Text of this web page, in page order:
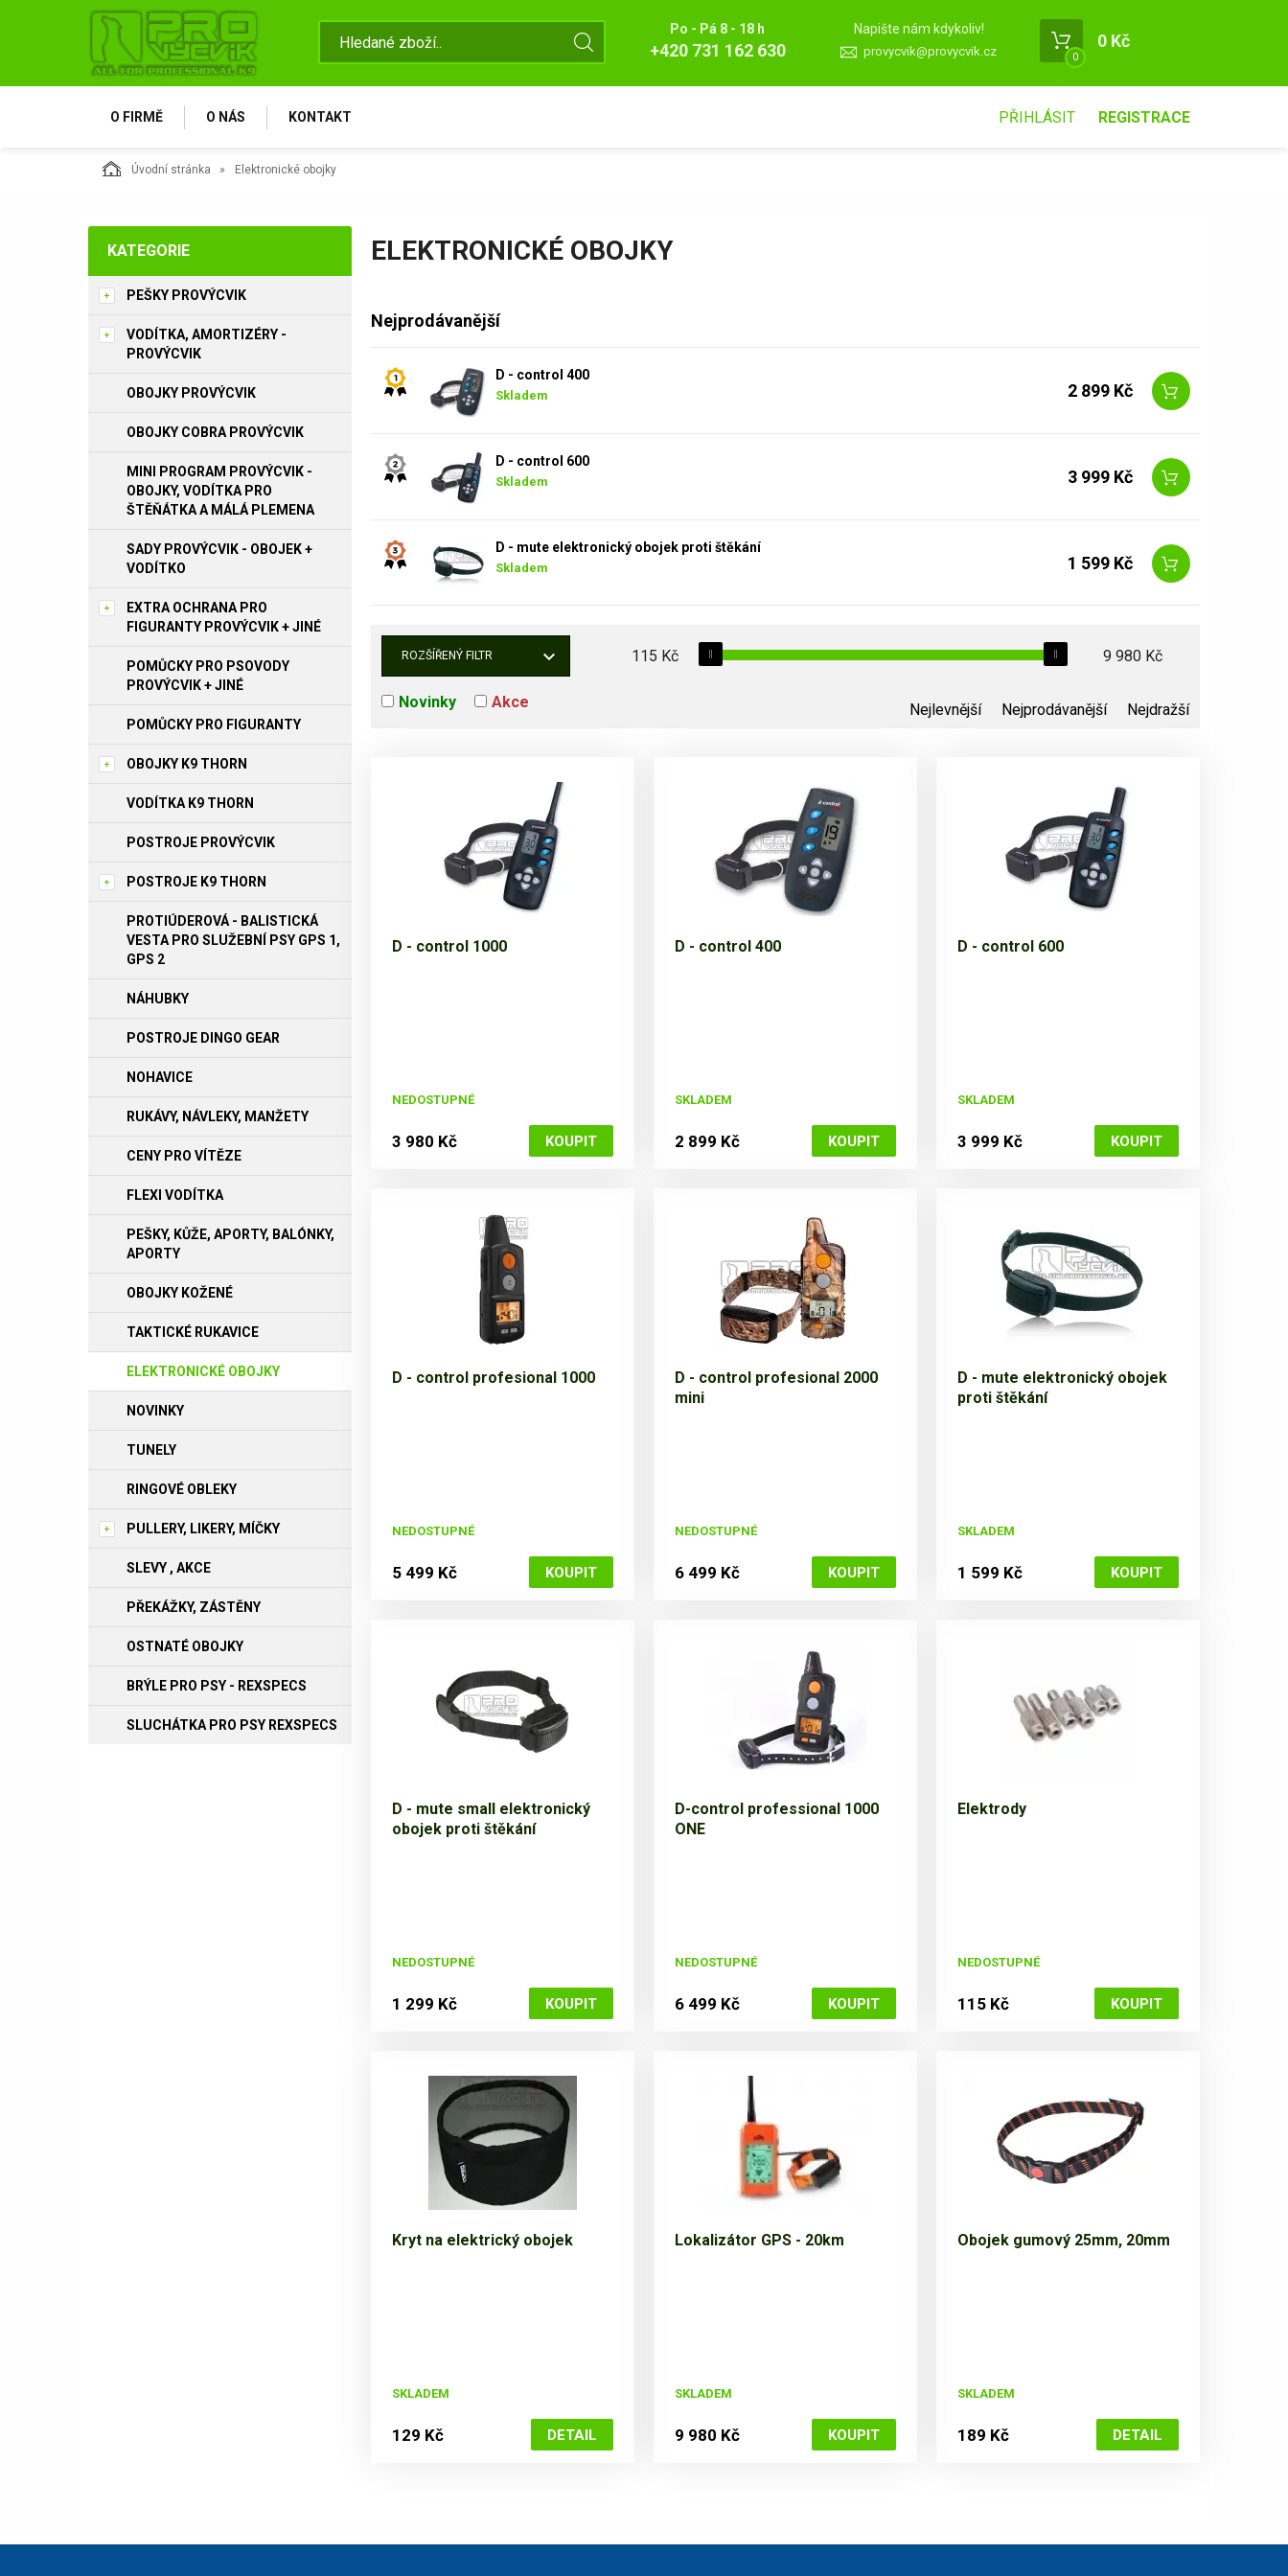
Po - Pá 8 - 18 h
+420 731 162 630
Napište nám kdykoliv!
provycvik@provycvik.cz 0
0 Kč
O FIRMĚ O NÁS KONTAKT PŘIHLÁSIT REGISTRACE
Úvodní stránka Elektronické obojky
KATEGORIE
PEŠKY PROVÝCVIK
VODÍTKA, AMORTIZÉRY -
PROVÝCVIK
OBOJKY PROVÝCVIK
OBOJKY COBRA PROVÝCVIK
MINI PROGRAM PROVÝCVIK -
OBOJKY, VODÍTKA PRO
ŠTĚŇÁTKA A MÁLÁ PLEMENA
SADY PROVÝCVIK - OBOJEK +
VODÍTKO
EXTRA OCHRANA PRO
FIGURANTY PROVÝCVIK + JINÉ
POMŮCKY PRO PSOVODY
PROVÝCVIK + JINÉ
POMŮCKY PRO FIGURANTY
OBOJKY K9 THORN
VODÍTKA K9 THORN
POSTROJE PROVÝCVIK
POSTROJE K9 THORN
PROTIÚDEROVÁ - BALISTICKÁ
VESTA PRO SLUŽEBNÍ PSY GPS 1,
GPS 2
NÁHUBKY
POSTROJE DINGO GEAR
NOHAVICE
RUKÁVY, NÁVLEKY, MANŽETY
CENY PRO VÍTĚZE
FLEXI VODÍTKA
PEŠKY, KŮŽE, APORTY, BALÓNKY,
APORTY
OBOJKY KOŽENÉ
TAKTICKÉ RUKAVICE
ELEKTRONICKÉ OBOJKY
NOVINKY
TUNELY
RINGOVÉ OBLEKY
PULLERY, LIKERY, MÍČKY
SLEVY , AKCE
PŘEKÁŽKY, ZÁSTĚNY
OSTNATÉ OBOJKY
BRÝLE PRO PSY - REXSPECS
SLUCHÁTKA PRO PSY REXSPECS
ELEKTRONICKÉ OBOJKY
Nejprodávanější
D - control 400
Skladem 2 899 Kč
D - control 600
Skladem 3 999 Kč
D - mute elektronický obojek proti štěkání
Skladem 1 599 Kč
ROZŠÍŘENÝ FILTR 115 Kč 9 980 Kč
Novinky Akce Nejlevnější Nejprodávanější Nejdražší
D - control 1000
NEDOSTUPNÉ
3 980 Kč
D - control 400
SKLADEM
2 899 Kč
D - control 600
SKLADEM
3 999 Kč
D - control profesional 1000
NEDOSTUPNÉ
5 499 Kč
D - control profesional 2000
mini
NEDOSTUPNÉ
6 499 Kč
D - mute elektronický obojek
proti štěkání
SKLADEM
1 599 Kč
D - mute small elektronický
obojek proti štěkání
NEDOSTUPNÉ
1 299 Kč
D-control professional 1000
ONE
NEDOSTUPNÉ
6 499 Kč
Elektrody
NEDOSTUPNÉ
115 Kč
Kryt na elektrický obojek
SKLADEM
129 Kč
Lokalizátor GPS - 20km
SKLADEM
9 980 Kč
Obojek gumový 25mm, 20mm
SKLADEM
189 Kč